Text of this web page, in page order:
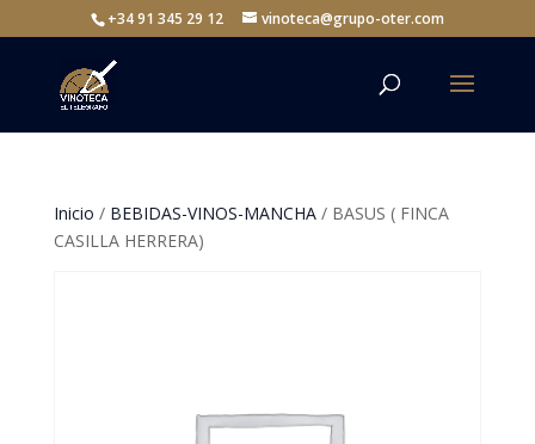
+34 91 345 29 12 vinoteca@grupo-oter.com
Inicio / BEBIDAS-VINOS-MANCHA/ BASUS ( FINCA
CASILLA HERRERA)